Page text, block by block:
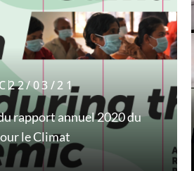
22/03/21
rapport annuel 2020 du
le Climat